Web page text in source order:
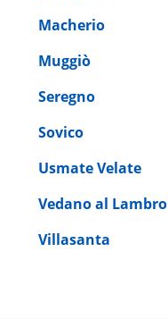
Macherio
Muggiò
Seregno
Sovico
Usmate Velate
Vedano al Lambro
Villasanta